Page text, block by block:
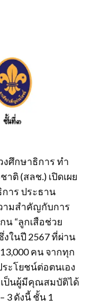
ศึกษาธิการ ทำ
ติ (สลช.) เปิดเผย
าร ประธาน
ามสำคัญกับการ
“ลูกเสือช่วย
ในปี 2567 ที่ผ่าน
คน จากทุก
ะโยชน์ต่อตนเอง
เป็นผู้มีคุณสมบัติได้
3 ดังนี้ ชั้น 1